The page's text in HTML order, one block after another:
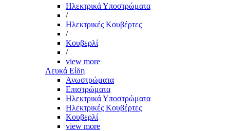
Ηλεκτρικά Υποστρώματα
/
Ηλεκτρικές Κουβέρτες
/
Κουβερλί
/
view more
Λευκά Είδη
Ανωστρώματα
Επιστρώματα
Ηλεκτρικά Υποστρώματα
Ηλεκτρικές Κουβέρτες
Κουβερλί
view more